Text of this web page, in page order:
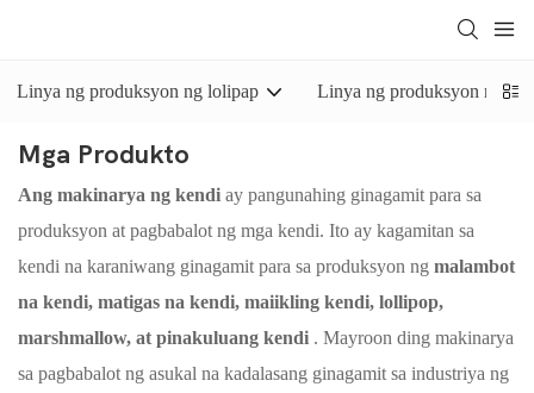
Linya ng produksyon ng lolipap Linya ng produksyon ng
Mga Produkto
Ang makinarya ng kendi ay pangunahing ginagamit para sa
produksyon at pagbabalot ng mga kendi. Ito ay kagamitan sa
kendi na karaniwang ginagamit para sa produksyon ng malambot
na kendi, matigas na kendi, maiikling kendi, lollipop,
marshmallow, at pinakuluang kendi . Mayroon ding makinarya
sa pagbabalot ng asukal na kadalasang ginagamit sa industriya ng